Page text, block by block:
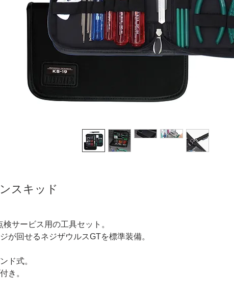
スキッド
サービス用の工具セット。
が回せるネジザウルスGTを標準装備。
ド式。
き。